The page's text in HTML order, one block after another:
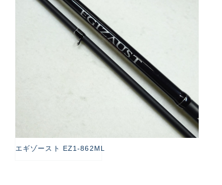
エギゾースト EZ1-862ML